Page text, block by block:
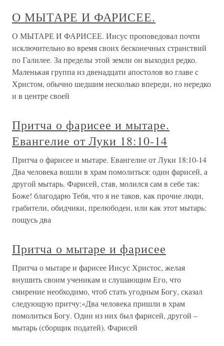
О МЫТАРЕ И ФАРИСЕЕ.
О МЫТАРЕ И ФАРИСЕЕ. Иисус проповедовал почти
исключительно во время своих бесконечных странствий
по Галилее. За пределы этой земли он выходил редко.
Маленькая группа из двенадцати апостолов во главе с
Христом, обычно шедшим несколько впереди, но нередко
и в центре своей
Притча о фарисее и мытаре.
Евангелие от Луки 18:10-14
Притча о фарисее и мытаре. Евангелие от Луки 18:10-14
Два человека вошли в храм помолиться: один фарисей, а
другой мытарь. Фарисей, став, молился сам в себе так:
Боже! благодарю Тебя, что я не таков, как прочие люди,
грабители, обидчики, прелюбодеи, или как этот мытарь:
пощусь два
Притча о мытаре и фарисее
Притча о мытаре и фарисее Иисус Христос, желая
внушить своим ученикам и слушающим Его, что
смирение необходимо, чтоб стать угодным Богу, сказал
следующую притчу:«Два человека пришли в храм
помолиться Богу. Один из них был фарисей, другой –
мытарь (сборщик податей). Фарисей